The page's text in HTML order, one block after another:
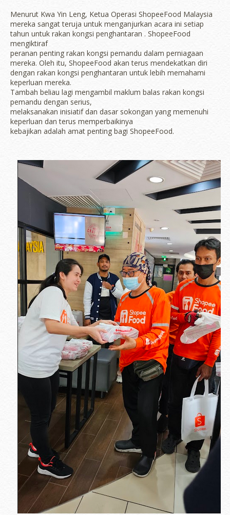
Menurut Kwa Yin Leng, Ketua Operasi ShopeeFood Malaysia
mereka sangat teruja untuk menganjurkan acara ini setiap
tahun untuk rakan kongsi penghantaran . ShopeeFood
mengiktiraf
peranan penting rakan kongsi pemandu dalam perniagaan
mereka. Oleh itu, ShopeeFood akan terus mendekatkan diri
dengan rakan kongsi penghantaran untuk lebih memahami
keperluan mereka.
Tambah beliau lagi mengambil maklum balas rakan kongsi
pemandu dengan serius,
melaksanakan inisiatif dan dasar sokongan yang memenuhi
keperluan dan terus memperbaikinya
kebajikan adalah amat penting bagi ShopeeFood.